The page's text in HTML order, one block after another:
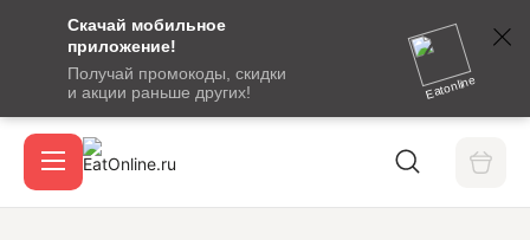
Скачай мобильное
приложение!
Получай промокоды, скидки
и акции раньше других!
Eatonline
сообщение
кодом
подтверждения
Акции